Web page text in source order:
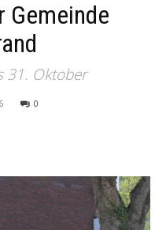
Gemeinde
31. Oktober
0